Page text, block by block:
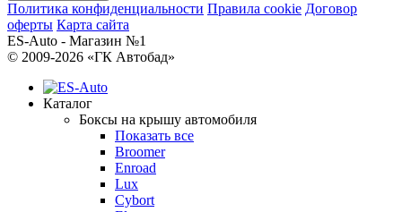
Политика конфиденциальности Правила cookie Договор
оферты Карта сайта
ES-Auto - Магазин №1
© 2009-2026 «ГК Автобад»
Каталог
Боксы на крышу автомобиля
Показать все
Broomer
Enroad
Lux
Cybort